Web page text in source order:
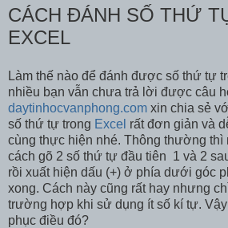
CÁCH ĐÁNH SỐ THỨ
EXCEL
Làm thế nào để đánh được số thứ tự
nhiều bạn vẫn chưa trả lời được câu
daytinhocvanphong.com xin chia sẻ
số thứ tự trong Excel rất đơn giản và
cùng thực hiện nhé. Thông thường thì
cách gõ 2 số thứ tự đầu tiên 1 và 2
rồi xuất hiện dấu (+) ở phía dưới góc
xong. Cách này cũng rất hay nhưng
trường hợp khi sử dụng ít số kí tự.
phục điều đó?